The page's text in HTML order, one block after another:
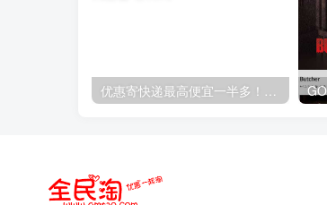
优惠寄快递最高便宜一半多！白鸽惠递